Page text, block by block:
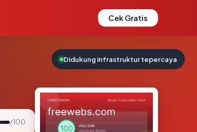
Cek Gratis
/ 100
Didukung infrastruktur tepercaya